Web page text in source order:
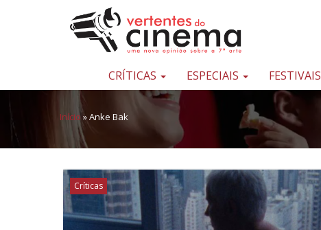
Pular para o conteúdo
Uma
sobre
sétima
arte
CRÍTICAS ESPECIAIS FESTIVAIS
Início »Anke Bak
Críticas